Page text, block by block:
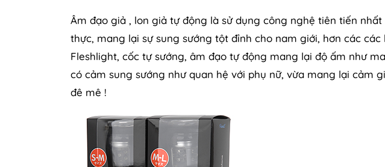
Âm đạo giả , lon giả tự động là sử dụng công nghệ tiên tiến
thực, mang lại sự sung sướng tột đỉnh cho nam giới, hơn các
Fleshlight, cốc tự sướng, âm đạo tự động mang lại độ ấm như
có cảm sung sướng như quan hệ với phụ nữ, vừa mang lại cảm
đê mê !